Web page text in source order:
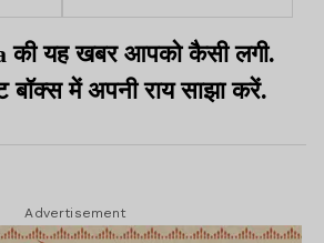
मॉनसून, कई जिलों में तेज
आंधी-बारिश का अलर्ट
की यह खबर आपको कैसी लगी.
बॉक्स में अपनी राय साझा करें.
Advertisement